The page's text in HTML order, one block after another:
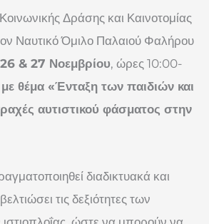
Δράσης και Καινοτομίας
Ναυτικό Όμιλο Παλαιού Φαλήρου
26 & 27 Νοεμβρίου, ώρες 10:00-
θέμα «Ένταξη των παιδιών και
αυτιστικού φάσματος στην
διαδικτυακά και
τις δεξιότητες των